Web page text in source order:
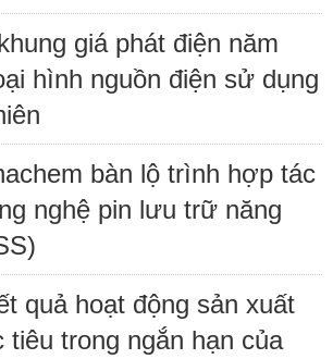
giá phát điện năm
hình nguồn điện sử dụng
bàn lộ trình hợp tác
nghệ pin lưu trữ năng
quả hoạt động sản xuất
tiêu trong ngắn hạn của